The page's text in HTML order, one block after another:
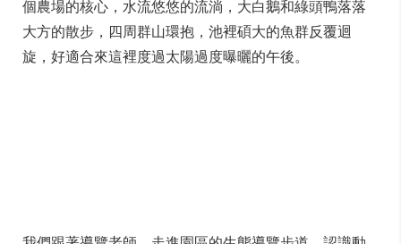
個農場的核心，水流悠悠的流淌，大白鵝和綠頭鴨落落
大方的散步，四周群山環抱，池裡碩大的魚群反覆迴
旋，好適合來這裡度過太陽過度曝曬的午後。